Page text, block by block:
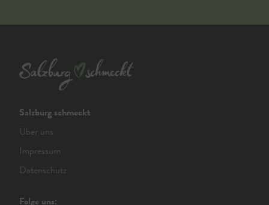
Salzburg schmeckt
Über uns
Impressum
Datenschutz
Folge uns: